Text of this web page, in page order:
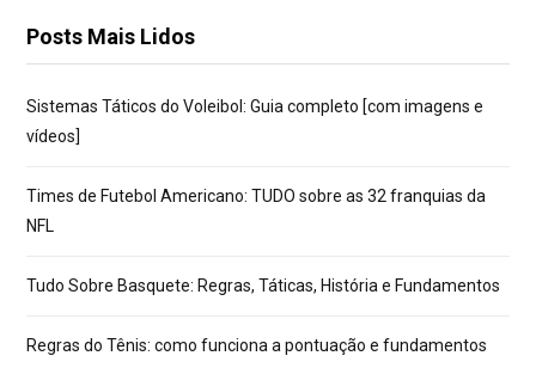
Posts Mais Lidos
Sistemas Táticos do Voleibol: Guia completo [com imagens e
vídeos]
Times de Futebol Americano: TUDO sobre as 32 franquias da
NFL
Tudo Sobre Basquete: Regras, Táticas, História e Fundamentos
Regras do Tênis: como funciona a pontuação e fundamentos